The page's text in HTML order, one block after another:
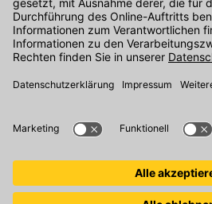
Uhr unter der Telefonnummer07071 /
Alternativ können Sie unser
Den Kontakt direkt in unsere